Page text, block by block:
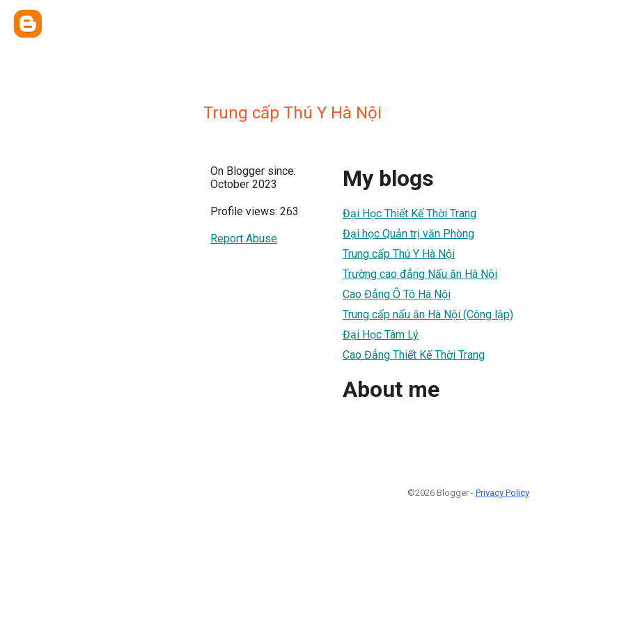
Trung cấp Thú Y Hà Nội
On Blogger since:
October 2023
Profile views: 263
Report Abuse
My blogs
Đại Học Thiết Kế Thời Trang
Đại học Quản trị văn Phòng
Trung cấp Thú Y Hà Nội
Trường cao đẳng Nấu ăn Hà Nội
Cao Đẳng Ô Tô Hà Nội
Trung cấp nấu ăn Hà Nội (Công lập)
Đại Học Tâm Lý
Cao Đẳng Thiết Kế Thời Trang
About me
©2026 Blogger - Privacy Policy